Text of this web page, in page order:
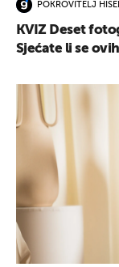
POKROVITELJ
KVIZ Deset
Sjećate li se